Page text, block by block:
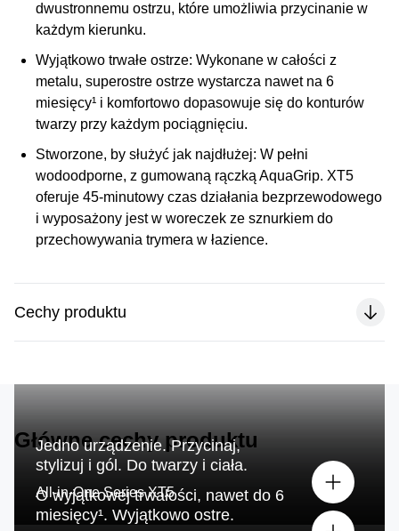
dwustronnemu ostrzu, które umożliwia przycinanie w
każdym kierunku.
Wyjątkowo trwałe ostrze: Wykonane w całości z
metalu, superostre ostrze wystarcza nawet na 6
miesięcy¹ i komfortowo dopasowuje się do konturów
twarzy przy każdym pociągnięciu.
Stworzone, by służyć jak najdłużej: W pełni
wodoodporne, z gumowaną rączką AquaGrip. XT5
oferuje 45-minutowy czas działania bezprzewodowego
i wyposażony jest w woreczek ze sznurkiem do
przechowywania trymera w łazience.
Cechy produktu
Główne cechy produktu
Jedno urządzenie. Przycinaj,
stylizuj i gól. Do twarzy i ciała.
All-in-One Series XT5
O wyjątkowej trwałości, nawet do 6
miesięcy¹. Wyjątkowo ostre.